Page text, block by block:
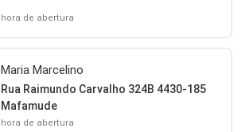
hora de abertura
Maria Marcelino
Rua Raimundo Carvalho 324B 4430-185
Mafamude
hora de abertura